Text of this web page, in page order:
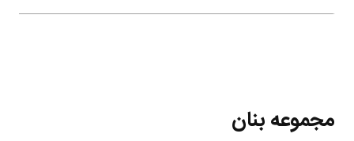
مجموعه بنان